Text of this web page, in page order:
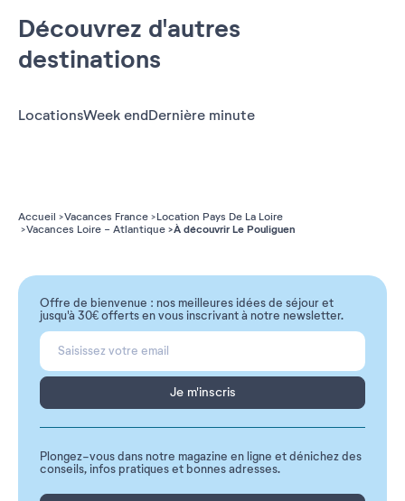
Découvrez d'autres
destinations
LocationsWeek endDernière minute
Accueil Vacances France
Location Pays De La Loire
Vacances Loire - Atlantique
À découvrir Le Pouliguen
Offre de bienvenue : nos meilleures idées de séjour et
jusqu'à 30€ offerts en vous inscrivant à notre newsletter.
Je m'inscris
Plongez-vous dans notre magazine en ligne et dénichez des
conseils, infos pratiques et bonnes adresses.